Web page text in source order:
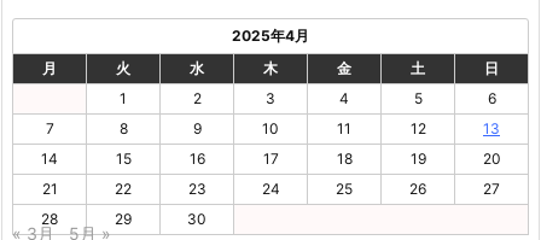
2025年4月
月
火 水 木 金 土
日
1
2 3 4 5
6
7
8 9 10 11 12
13
14
15 16 17 18 19
20
21
22 23 24 25 26
27
28
29 30
« 3月 5月 »